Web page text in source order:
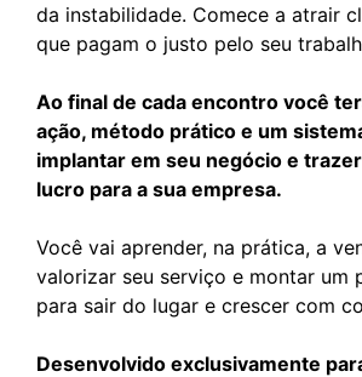
da instabilidade. Comece a atrair
que pagam o justo pelo seu
Ao final de cada encontro você
ação, método prático e um
implantar em seu negócio e
lucro para a sua empresa.
Você vai aprender, na prática, a
valorizar seu serviço e montar um
para sair do lugar e crescer com
Desenvolvido exclusivamente